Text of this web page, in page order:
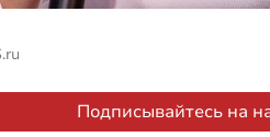
Подписывайтесь на